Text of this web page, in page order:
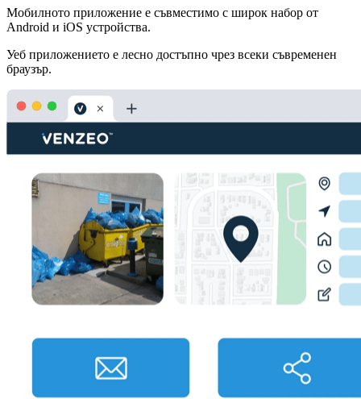
Мобилното приложение е съвместимо с широк набор от
Android и iOS устройства.
Уеб приложението е лесно достъпно чрез всеки съвременен
браузър.